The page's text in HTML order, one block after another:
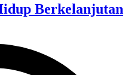
Berkelanjutan